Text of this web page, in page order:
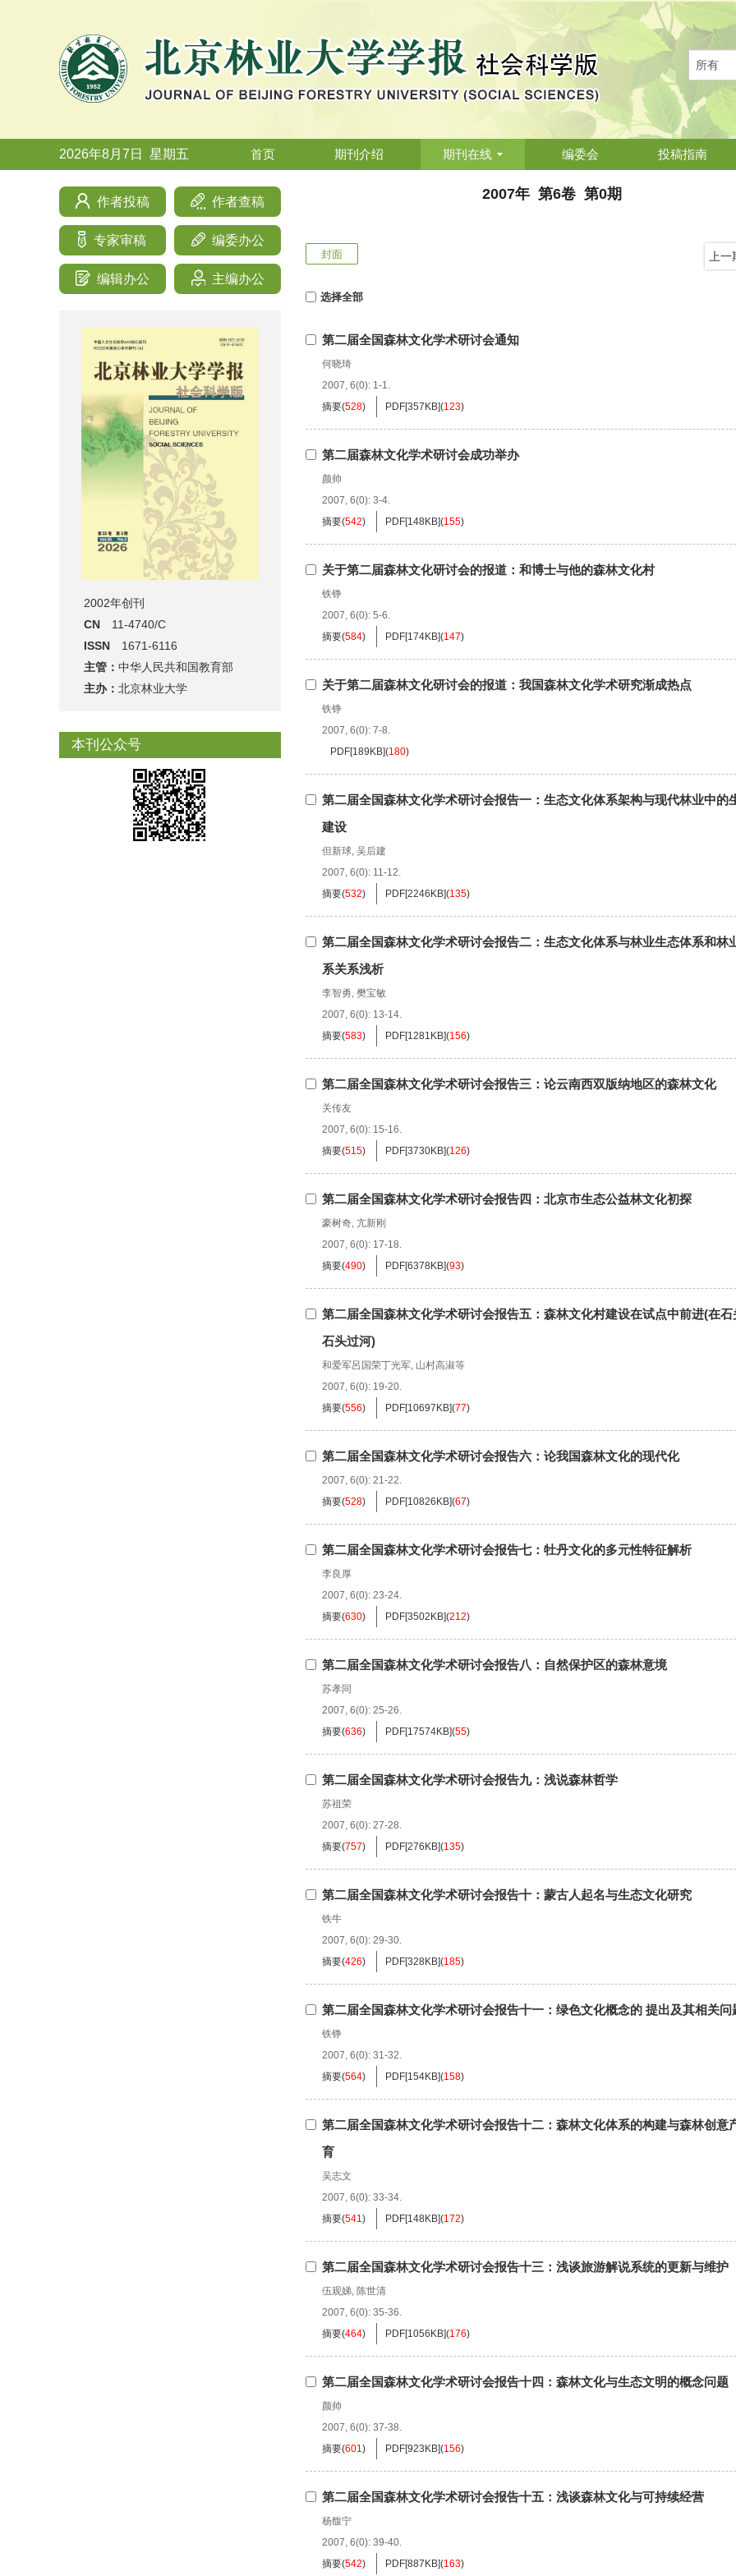
2026年8月7日 星期五 首页 期刊介绍 期刊在线 编委会 投稿指南
作者投稿 作者查稿
专家审稿 编委办公
编辑办公 主编办公
2002年创刊
CN 11-4740/C
ISSN 1671-6116
主管： 中华人民共和国教育部
主办： 北京林业大学
本刊公众号
2007年 第6卷 第0期
上一
封面
选择全部
第二届全国森林文化学术研讨会通知
何晓琦
2007, 6(0): 1-1.
摘要(528) PDF[357KB](123)
第二届森林文化学术研讨会成功举办
颜帅
2007, 6(0): 3-4.
摘要(542) PDF[148KB](155)
关于第二届森林文化研讨会的报道：和博士与他的森林文化村
铁铮
2007, 6(0): 5-6.
摘要(584) PDF[174KB](147)
关于第二届森林文化研讨会的报道：我国森林文化学术研究渐成热点
铁铮
2007, 6(0): 7-8.
PDF[189KB](180)
第二届全国森林文化学术研讨会报告一：生态文化体系架构与现代林业中的
建设
但新球, 吴后建
2007, 6(0): 11-12.
摘要(532) PDF[2246KB](135)
第二届全国森林文化学术研讨会报告二：生态文化体系与林业生态体系和林
系关系浅析
李智勇, 樊宝敏
2007, 6(0): 13-14.
摘要(583) PDF[1281KB](156)
第二届全国森林文化学术研讨会报告三：论云南西双版纳地区的森林文化
关传友
2007, 6(0): 15-16.
摘要(515) PDF[3730KB](126)
第二届全国森林文化学术研讨会报告四：北京市生态公益林文化初探
豪树奇, 亢新刚
2007, 6(0): 17-18.
摘要(490) PDF[6378KB](93)
第二届全国森林文化学术研讨会报告五：森林文化村建设在试点中前进(在石
石头过河)
和爱军呂国荣丁光军, 山村高淑等
2007, 6(0): 19-20.
摘要(556) PDF[10697KB](77)
第二届全国森林文化学术研讨会报告六：论我国森林文化的现代化
2007, 6(0): 21-22.
摘要(528) PDF[10826KB](67)
第二届全国森林文化学术研讨会报告七：牡丹文化的多元性特征解析
李良厚
2007, 6(0): 23-24.
摘要(630) PDF[3502KB](212)
第二届全国森林文化学术研讨会报告八：自然保护区的森林意境
苏孝同
2007, 6(0): 25-26.
摘要(636) PDF[17574KB](55)
第二届全国森林文化学术研讨会报告九：浅说森林哲学
苏祖荣
2007, 6(0): 27-28.
摘要(757) PDF[276KB](135)
第二届全国森林文化学术研讨会报告十：蒙古人起名与生态文化研究
铁牛
2007, 6(0): 29-30.
摘要(426) PDF[328KB](185)
第二届全国森林文化学术研讨会报告十一：绿色文化概念的 提出及其相关问
铁铮
2007, 6(0): 31-32.
摘要(564) PDF[154KB](158)
第二届全国森林文化学术研讨会报告十二：森林文化体系的构建与森林创意
育
吴志文
2007, 6(0): 33-34.
摘要(541) PDF[148KB](172)
第二届全国森林文化学术研讨会报告十三：浅谈旅游解说系统的更新与维护
伍观娣, 陈世清
2007, 6(0): 35-36.
摘要(464) PDF[1056KB](176)
第二届全国森林文化学术研讨会报告十四：森林文化与生态文明的概念问题
颜帅
2007, 6(0): 37-38.
摘要(601) PDF[923KB](156)
第二届全国森林文化学术研讨会报告十五：浅谈森林文化与可持续经营
杨馥宁
2007, 6(0): 39-40.
摘要(542) PDF[887KB](163)